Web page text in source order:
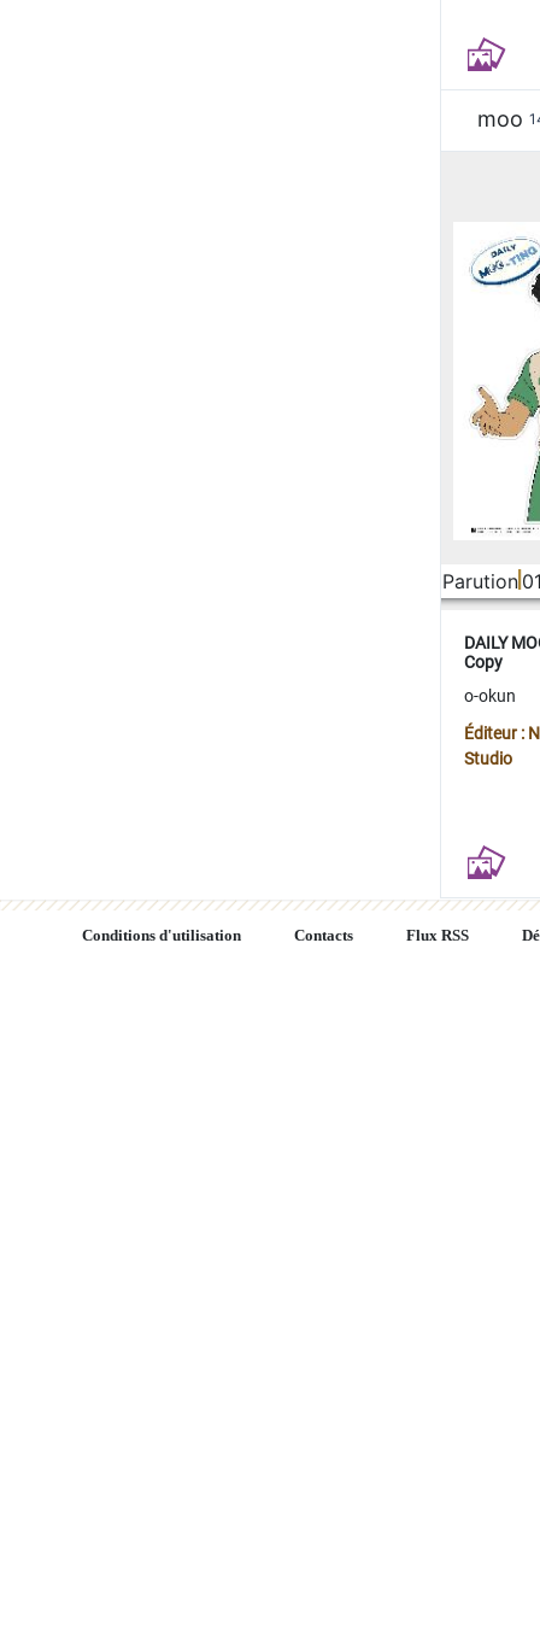
moo
Parution
DAILY
Copy
o-okun
Éditeur :
Studio
Conditions d'utilisation Contacts Flux RSS